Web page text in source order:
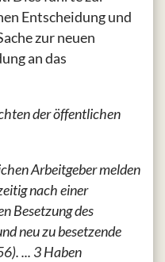
Entscheidung und
zur neuen
an das
der öffentlichen
Arbeitgeber melden
nach einer
Besetzung des
neu zu besetzende
... 3 Haben